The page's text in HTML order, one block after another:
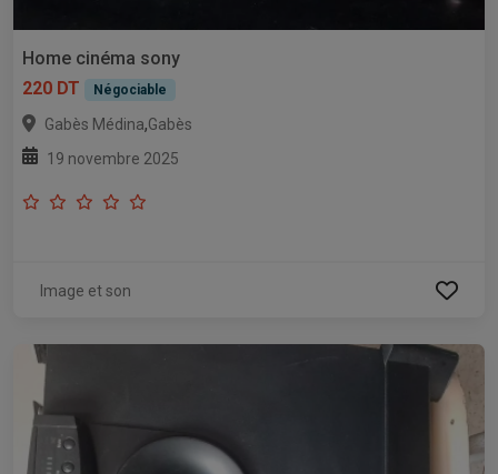
Home cinéma sony
220 DT
Négociable
Gabès Médina,Gabès
19 novembre 2025
Image et son